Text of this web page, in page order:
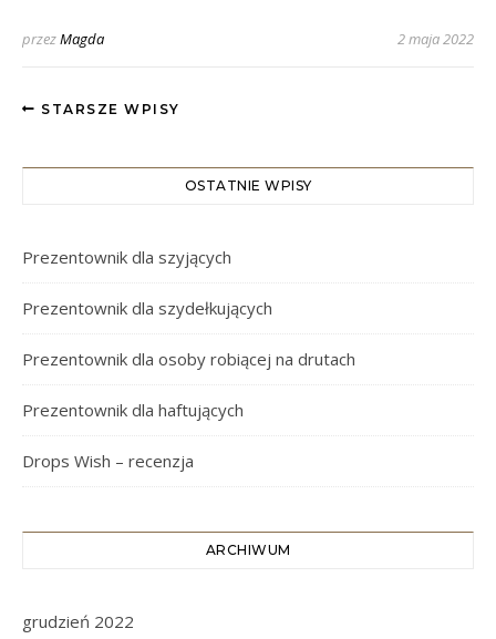
przezMagda 2 maja 2022
STARSZE WPISY
OSTATNIE WPISY
Prezentownik dla szyjących
Prezentownik dla szydełkujących
Prezentownik dla osoby robiącej na drutach
Prezentownik dla haftujących
Drops Wish – recenzja
ARCHIWUM
grudzień 2022